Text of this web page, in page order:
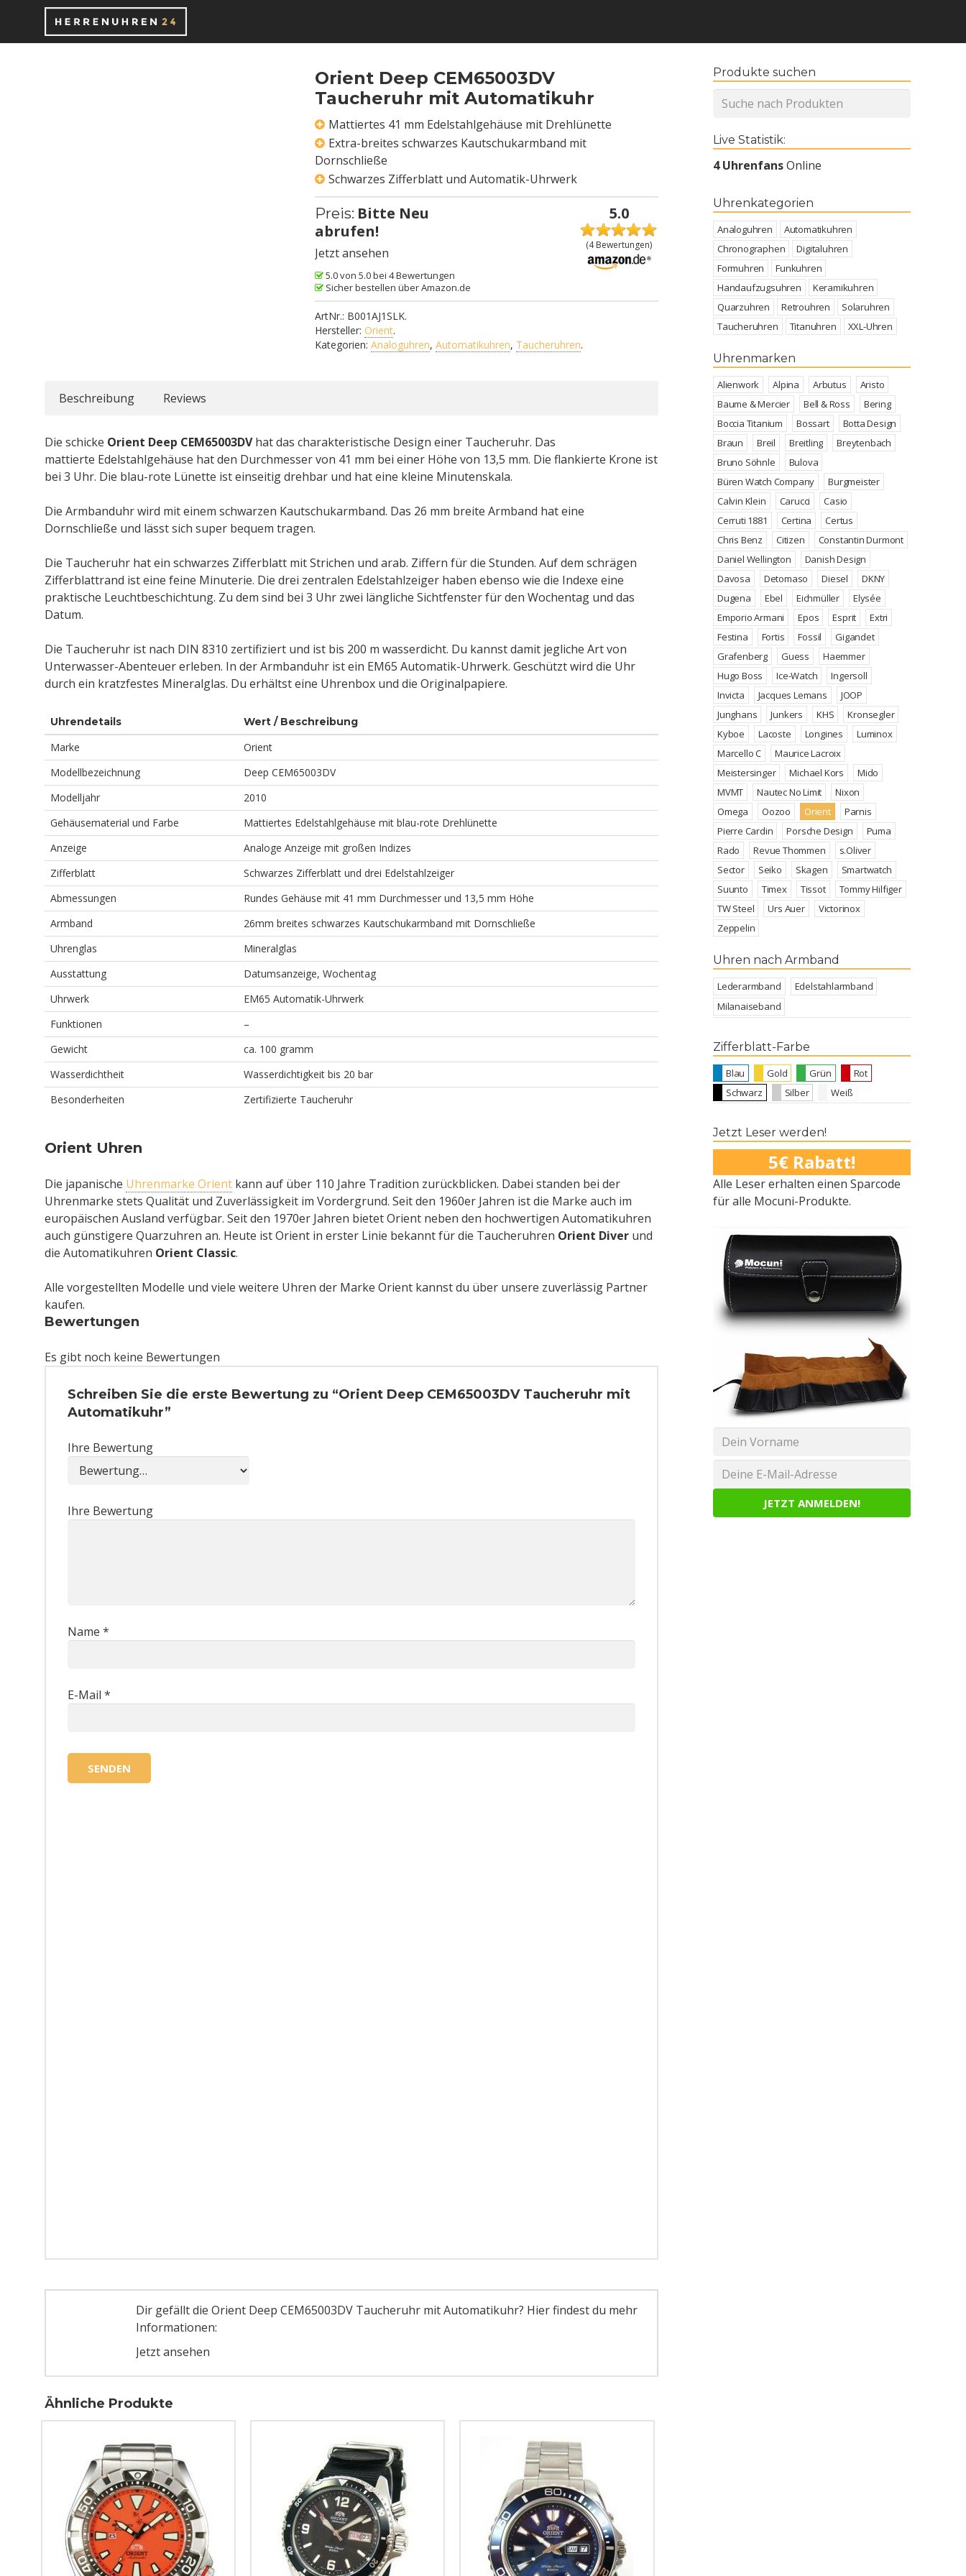
Orient Deep CEM65003DV
Taucheruhr mit Automatikuhr
Mattiertes 41 mm Edelstahlgehäuse mit Drehlünette
Extra-breites schwarzes Kautschukarmband mit
Dornschließe
Schwarzes Zifferblatt und Automatik-Uhrwerk
Preis: Bitte Neu
abrufen!
Jetzt ansehen
5.0 von 5.0 bei 4 Bewertungen
Sicher bestellen über Amazon.de
5.0
(4Bewertungen)
ArtNr.: B001AJ1SLK.
Hersteller: Orient.
Kategorien: Analoguhren, Automatikuhren, Taucheruhren.
Beschreibung Reviews
Die schicke Orient Deep CEM65003DVhat das charakteristische Design einer Taucheruhr. Das
mattierte Edelstahlgehäuse hat den Durchmesser von 41 mm bei einer Höhe von 13,5 mm. Die flankierte Krone ist
bei 3 Uhr. Die blau-rote Lünette ist einseitig drehbar und hat eine kleine Minutenskala.
Die Armbanduhr wird mit einem schwarzen Kautschukarmband. Das 26 mm breite Armband hat eine
Dornschließe und lässt sich super bequem tragen.
Die Taucheruhr hat ein schwarzes Zifferblatt mit Strichen und arab. Ziffern für die Stunden. Auf dem schrägen
Zifferblattrand ist eine feine Minuterie. Die drei zentralen Edelstahlzeiger haben ebenso wie die Indexe eine
praktische Leuchtbeschichtung. Zu dem sind bei 3 Uhr zwei längliche Sichtfenster für den Wochentag und das
Datum.
Die Taucheruhr ist nach DIN 8310 zertifiziert und ist bis 200 m wasserdicht. Du kannst damit jegliche Art von
Unterwasser-Abenteuer erleben. In der Armbanduhr ist ein EM65 Automatik-Uhrwerk. Geschützt wird die Uhr
durch ein kratzfestes Mineralglas. Du erhältst eine Uhrenbox und die Originalpapiere.
Uhrendetails Wert / Beschreibung
Marke
Orient
Modellbezeichnung
Deep CEM65003DV
Modelljahr
2010
Gehäusematerial und Farbe
Mattiertes Edelstahlgehäuse mit blau-rote Drehlünette
Anzeige
Analoge Anzeige mit großen Indizes
Zifferblatt
Schwarzes Zifferblatt und drei Edelstahlzeiger
Abmessungen
Rundes Gehäuse mit 41 mm Durchmesser und 13,5 mm Höhe
Armband
26mm breites schwarzes Kautschukarmband mit Dornschließe
Uhrenglas
Mineralglas
Ausstattung
Datumsanzeige, Wochentag
Uhrwerk
EM65 Automatik-Uhrwerk
Funktionen
–
Gewicht
ca. 100 gramm
Wasserdichtheit
Wasserdichtigkeit bis 20 bar
Besonderheiten
Zertifizierte Taucheruhr
Orient Uhren
Die japanische Uhrenmarke Orient kann auf über 110 Jahre Tradition zurückblicken. Dabei standen bei der
Uhrenmarke stets Qualität und Zuverlässigkeit im Vordergrund. Seit den 1960er Jahren ist die Marke auch im
europäischen Ausland verfügbar. Seit den 1970er Jahren bietet Orient neben den hochwertigen Automatikuhren
auch günstigere Quarzuhren an. Heute ist Orient in erster Linie bekannt für die Taucheruhren Orient Diver und
die Automatikuhren Orient Classic.
Alle vorgestellten Modelle und viele weitere Uhren der Marke Orient kannst du über unsere zuverlässig Partner
kaufen.
Bewertungen
Es gibt noch keine Bewertungen
Schreiben Sie die erste Bewertung zu “Orient Deep CEM65003DV Taucheruhr mit
Automatikuhr”
Ihre Bewertung
Ihre Bewertung
Name *
E-Mail *
Dir gefällt die Orient Deep CEM65003DV Taucheruhr mit Automatikuhr? Hier findest du mehr
Informationen:
Jetzt ansehen
Ähnliche Produkte
Produkte suchen
Live Statistik:
4 UhrenfansOnline
Uhrenkategorien
Analoguhren
Automatikuhren
Chronographen
Digitaluhren
Formuhren
Funkuhren
Handaufzugsuhren
Keramikuhren
Quarzuhren
Retrouhren
Solaruhren
Taucheruhren
Titanuhren XXL-Uhren
Uhrenmarken
Alienwork Alpina Arbutus
Aristo
Baume & Mercier
Bell & Ross
Bering
Boccia Titanium
Bossart
Botta Design
Braun
Breil Breitling
Breytenbach
Bruno Söhnle
Bulova
Büren Watch Company
Burgmeister
Calvin Klein
Carucci
Casio
Cerruti 1881
Certina
Certus
Chris Benz
Citizen
Constantin Durmont
Daniel Wellington
Danish Design
Davosa
Detomaso Diesel
DKNY
Dugena
Ebel Eichmüller
Elysée
Emporio Armani
Epos Esprit
Extri
Festina
Fortis Fossil
Gigandet
Grafenberg
Guess
Haemmer
Hugo Boss
Ice-Watch
Ingersoll
Invicta
Jacques Lemans
JOOP
Junghans
Junkers KHS
Kronsegler
Kyboe
Lacoste Longines
Luminox
Marcello C
Maurice Lacroix
Meistersinger
Michael Kors
Mido
MVMT
Nautec No Limit
Nixon
Omega
Oozoo Orient
Parnis
Pierre Cardin
Porsche Design
Puma
Rado
Revue Thommen
s.Oliver
Sector
Seiko Skagen
Smartwatch
Suunto
Timex Tissot
Tommy Hilfiger
TW Steel
Urs Auer
Victorinox
Zeppelin
Uhren nach Armband
Lederarmband
Edelstahlarmband
Milanaiseband
Zifferblatt-Farbe
Blau Gold Grün
Rot
Schwarz
Silber Weiß
Jetzt Leser werden!
5€ Rabatt!
Alle Leser erhalten einen Sparcode
für alle Mocuni-Produkte.